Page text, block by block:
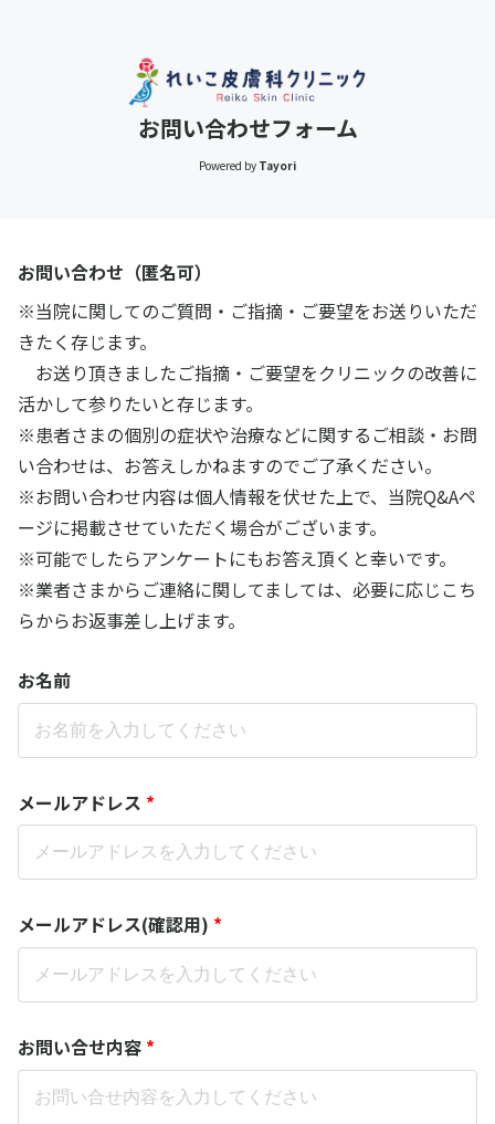
お問い合わせフォーム
Powered by Tayori
お問い合わせ（匿名可）
※当院に関してのご質問・ご指摘・ご要望をお送りいただ
きたく存じます。
お送り頂きましたご指摘・ご要望をクリニックの改善に
活かして参りたいと存じます。
※患者さまの個別の症状や治療などに関するご相談・お問
い合わせは、お答えしかねますのでご了承ください。
※お問い合わせ内容は個人情報を伏せた上で、当院Q&Aペ
ージに掲載させていただく場合がございます。
※可能でしたらアンケートにもお答え頂くと幸いです。
※業者さまからご連絡に関してましては、必要に応じこち
らからお返事差し上げます。
お名前
メールアドレス *
メールアドレス(確認用) *
お問い合せ内容 *